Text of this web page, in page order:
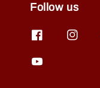
Follow us